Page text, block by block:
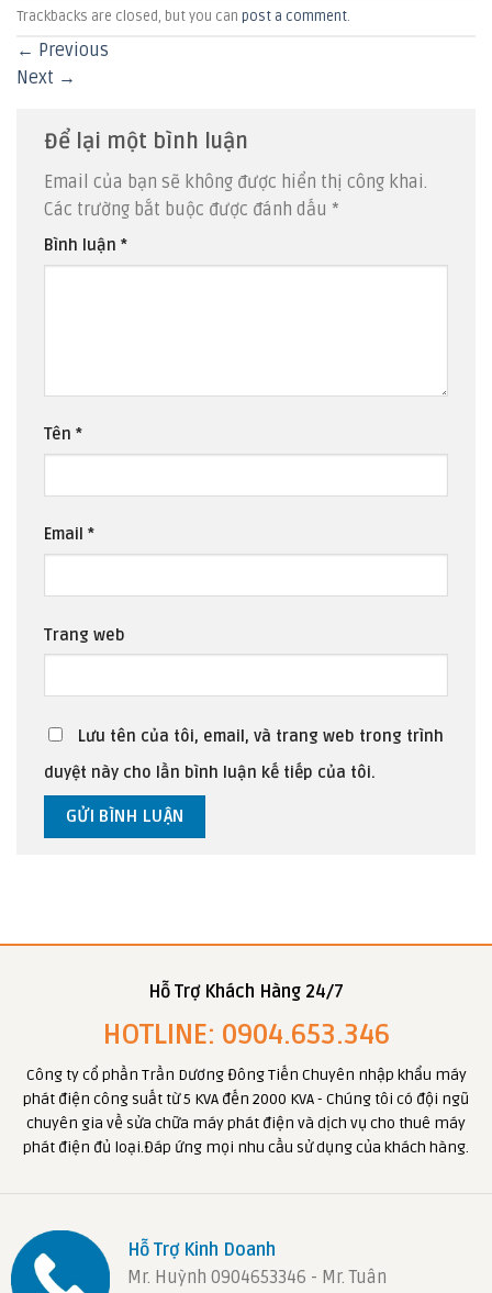
Trackbacks are closed, but you can post a comment.
← Previous
Next →
Để lại một bình luận
Email của bạn sẽ không được hiển thị công khai.
Các trường bắt buộc được đánh dấu *
Bình luận *
Tên *
Email *
Trang web
Lưu tên của tôi, email, và trang web trong trình
duyệt này cho lần bình luận kế tiếp của tôi.
Hỗ Trợ Khách Hàng 24/7
HOTLINE: 0904.653.346
Công ty cổ phần Trần Dương Đông Tiến Chuyên nhập khẩu máy
phát điện công suất từ 5 KVA đến 2000 KVA - Chúng tôi có đội ngũ
chuyên gia về sửa chữa máy phát điện và dịch vụ cho thuê máy
phát điện đủ loại.Đáp ứng mọi nhu cầu sử dụng của khách hàng.
Hỗ Trợ Kinh Doanh
Mr. Huỳnh 0904653346 - Mr. Tuân